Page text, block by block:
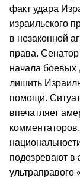
факт удара
израильского
в незаконной
права.
начала боевых
лишить
помощи.
впечатляет
подозревают в